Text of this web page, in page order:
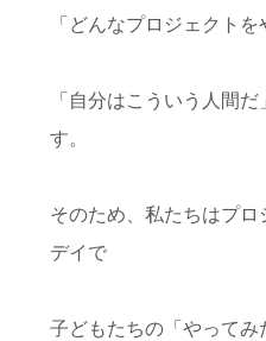
「どんなプロジェクトを
「自分はこういう人間
す。
そのため、私たちはプロ
デイで
子どもたちの「やってみ